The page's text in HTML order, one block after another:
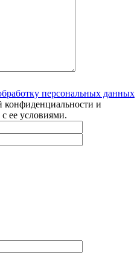
персональных данных
конфиденциальности и
ее условиями.